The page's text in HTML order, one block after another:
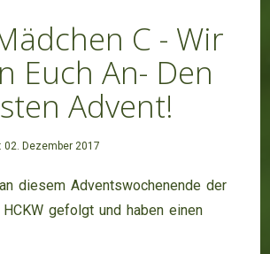
C - Wir
Euch An- Den
Advent!
Dezember 2017
diesem Adventswochenende der
HCKW gefolgt und haben einen